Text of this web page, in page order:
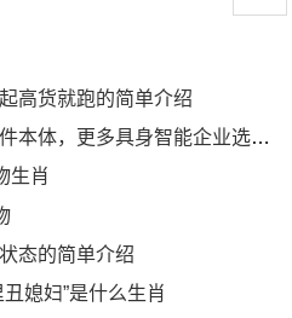
高货就跑的简单介绍
具身智能企业选择开放|界面新闻 · 科技
生肖
态的简单介绍
媳妇”是什么生肖